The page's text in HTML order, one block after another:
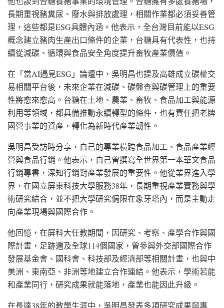
長期重視豬糞尿、廢水與排放處理，相關作業都必須妥善管
理，這些都是ESG具體內涵。他表示，全台灣目前能以ESG
概念建立豬肉生產出口條件的企業，台糖具有代表性，也持
續從減碳、循環與食品安全角度提升畜牧產業價值。
在「當AI遇見ESG」論壇中，吳明昌也提及高雄成立碳權交
易相關平台後，未來企業在減碳、碳盤查與碳管理上的重要
性將愈來愈高。台糖在土地、農業、畜牧、食品加工與能源
利用等領域，都具備推動永續轉型的條件，也有責任把老牌
國營事業的資產，轉化為新時代產業韌性。
吳明昌受訪時分享，自己的專業橫跨食品加工、食品產業經
營與食品行銷。他表示，自己曾撰寫全世界第一本華文食品
行銷專書，深知行銷對產業發展的重要性。他從業界進入學
界，在國立屏東科技大學服務38年，長期重視產業實務與學
術研究結合，並不把大學研究侷限在象牙塔內，而是主動走
向產業現場與國際合作。
他回憶，在屏科大任教期間，因研究、考察、產學合作與國
際計畫，足跡遍及全球114個國家，曾參與外交部國際合作
發展基金會、國科會、科技部及經濟部等相關計畫，也與中
美洲、東南亞、非洲等地建立合作連結。他表示，學術若能
和產業同行，研究成果就能落地，產業也能因此升級。
在長達38年的教學生涯中，吳明昌發表多項研究成果與專